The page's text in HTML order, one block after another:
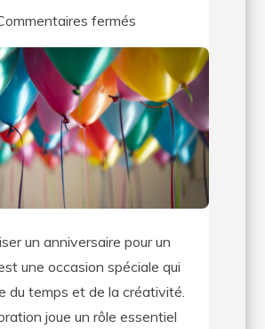
ferméssur
Décorer
votre
maison
pour
l’anniversaire
de
:
conseils
et
astuces
un anniversaire pour un
une occasion spéciale qui
du temps et de la créativité.
joue un rôle essentiel